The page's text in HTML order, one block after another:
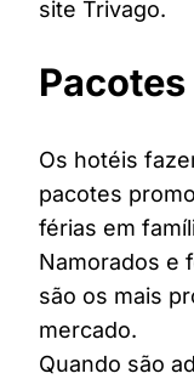
site Trivago.
Pacotes
Os hotéis
pacotes
férias em
Namorados e
são os mais
mercado.
Quando são